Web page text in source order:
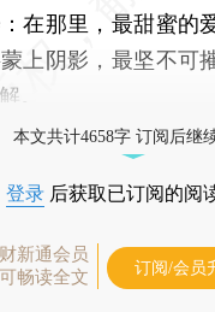
在那里，最甜蜜的
上阴影，最坚不可
。
本文共计4658字 订阅后继
登录 后获取已订阅的阅
财新通会员
可畅读全文
订阅/会员